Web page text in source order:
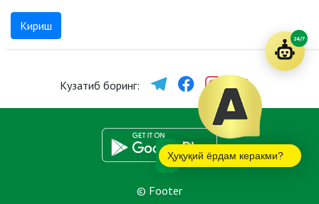
Кириш
Кузатиб боринг:
© Footer
Ҳуқуқий ёрдам керакми?
24/7